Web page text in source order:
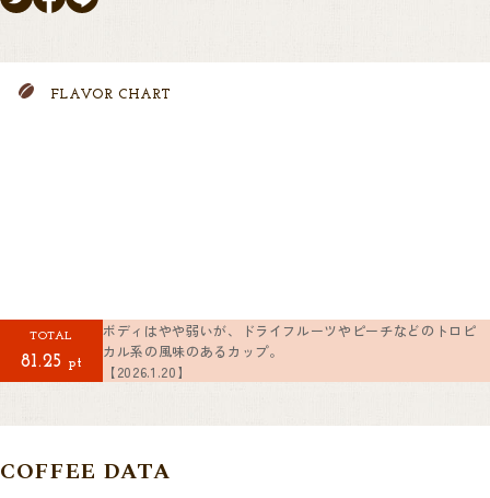
FLAVOR CHART
TOTAL
81.25 pt
ボディはやや弱いが、ドライフルーツやピーチなどのトロピ
カル系の風味のあるカップ。
【2026.1.20】
COFFEE DATA